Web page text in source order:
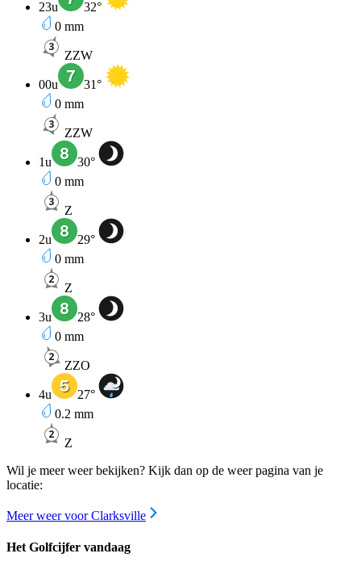
23u 32°
0 mm
ZZW
00u 31°
0 mm
ZZW
1u 30°
0 mm
Z
2u 29°
0 mm
Z
3u 28°
0 mm
ZZO
4u 27°
0.2 mm
Z
Wil je meer weer bekijken? Kijk dan op de weer pagina van je
locatie:
Meer weer voor Clarksville
Het Golfcijfer vandaag